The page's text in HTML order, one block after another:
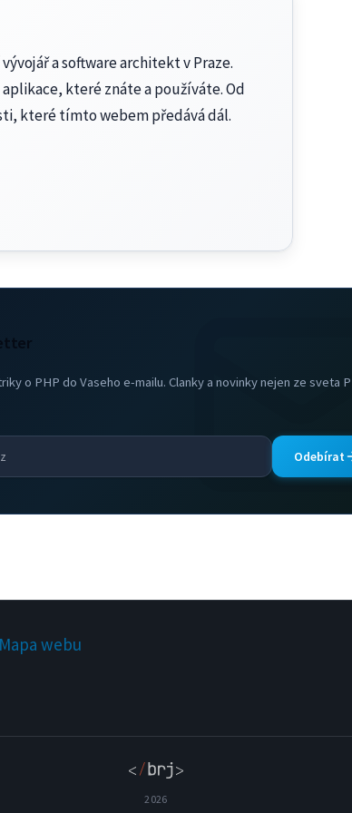
a software architekt v Praze.
které znáte a používáte. Od
které tímto webem předává dál.
o PHP do Vaseho e-mailu. Clanky a novinky nejen ze sveta
Odebírat
Mapa webu
2026